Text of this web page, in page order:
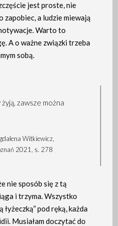
jest proste, nie
zapobiec, a ludzie miewają
Warto to
A o ważne związki trzeba
sobą.
zawsze można
Witkiewicz,
2021, s. 278
nie sposób się z tą
i trzyma. Wszystko
łyżeczką” pod ręką, każda
Musiałam doczytać do